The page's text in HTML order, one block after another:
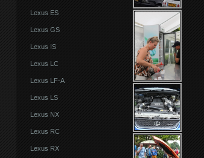
Lexus ES
Lexus GS
Lexus IS
Lexus LC
Lexus LF-A
Lexus LS
Lexus NX
Lexus RC
Lexus RX